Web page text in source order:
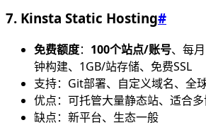
7. Kinsta Static Hosting#
免费额度： 100个站点/账号、每
钟构建、1GB/站存储、免费SSL
支持：Git部署、自定义域名、全
优点：可托管大量静态站、适合
缺点：新平台、生态一般